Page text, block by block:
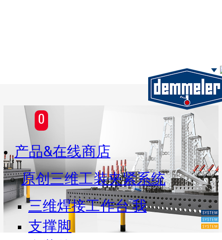
0
产品&在线商店
原创三维工装夹紧系统
三维焊接工作台 我
支撑脚